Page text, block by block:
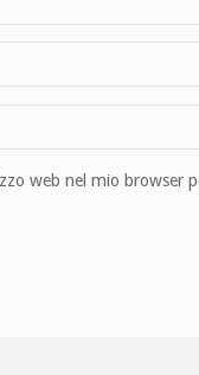
web nel mio browser